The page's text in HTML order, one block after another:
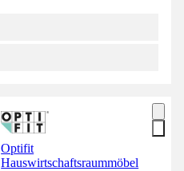
Optifit
Hauswirtschaftsraummöbel